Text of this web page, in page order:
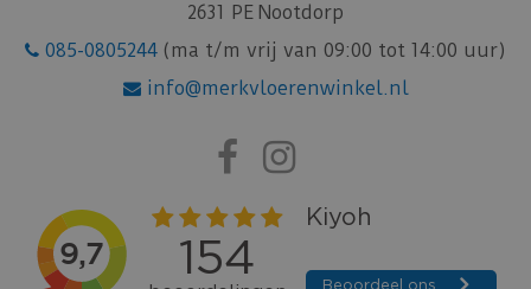
2631 PE Nootdorp
085-0805244 (ma t/m vrij van 09:00 tot 14:00 uur)
info@merkvloerenwinkel.nl